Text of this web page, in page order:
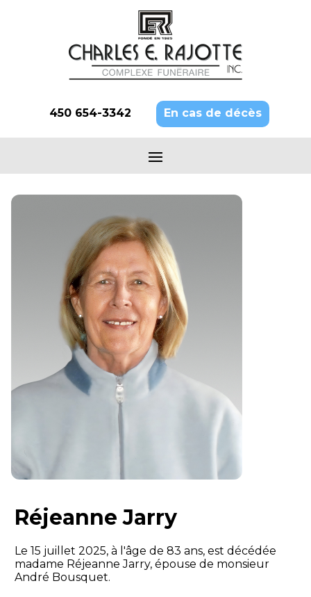
450 654-3342 En cas de décès
Réjeanne Jarry
Le 15 juillet 2025, à l'âge de 83 ans, est décédée
madame Réjeanne Jarry, épouse de monsieur
André Bousquet.